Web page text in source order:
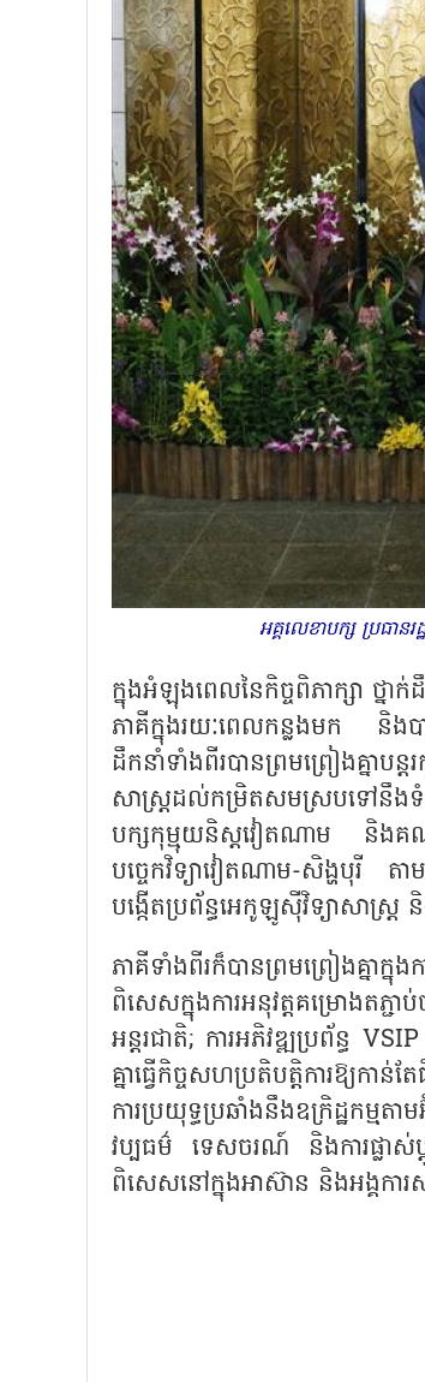
អគ្គលេខាបក្ស ប្រធា
ក្នុងអំឡុងពេលនៃកិច្ចពិភាក្សា ថ្នា
ភាគីក្នុងរយៈពេលកន្លងមក និងប
ដឹកនាំទាំងពីរបានព្រមព្រៀងគ្នាបន្ត
សាស្ត្រដល់កម្រិតសមស្របទៅនឹងទំហំ
បក្សកុម្មុយនិស្តវៀតណាម និងគណប
បច្ចេកវិទ្យាវៀតណាម-សិង្ហបុរី ត
បង្កើតប្រព័ន្ធអេកូឡូស៊ីវិទ្យាសាស្ត្រ
ភាគីទាំងពីរក៏បានព្រមព្រៀងគ្នាក្
ពិសេសក្នុងការអនុវត្តគម្រោងតភ្
អន្តរជាតិ; ការអភិវឌ្ឍប្រព័ន្ធ VSIP
គ្នាធ្វើកិច្ចសហប្រតិបត្តិការឱ្យកា
ការប្រយុទ្ធប្រឆាំងនឹងឧក្រិដ្ឋក
វប្បធម៌ ទេសចរណ៍ និងការផ្លាស់ប្
ពិសេសនៅក្នុងអាស៊ាន និងអង្គកា